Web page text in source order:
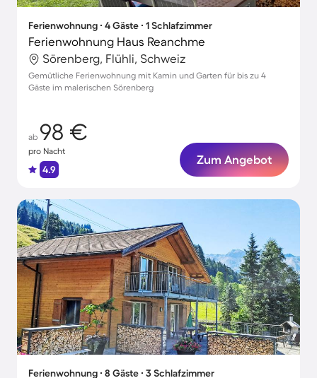
Ferienwohnung ∙ 4 Gäste ∙ 1 Schlafzimmer
Ferienwohnung Haus Reanchme
Sörenberg, Flühli, Schweiz
Gemütliche Ferienwohnung mit Kamin und Garten für bis zu 4
Gäste im malerischen Sörenberg
ab 98 €
pro Nacht
4.9
Zum Angebot
Ferienwohnung ∙ 8 Gäste ∙ 3 Schlafzimmer